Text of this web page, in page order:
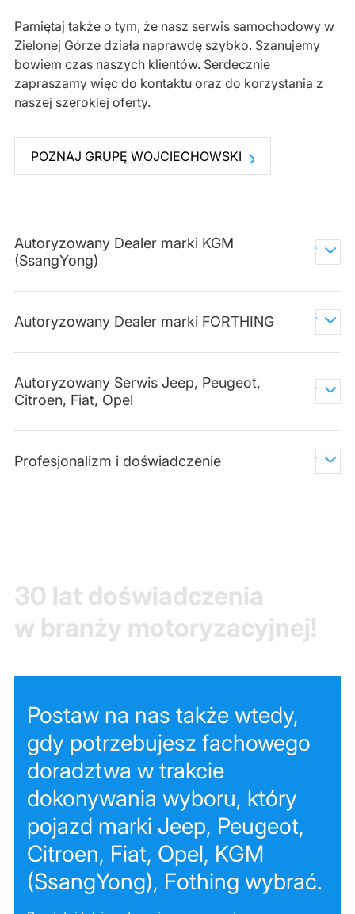
Pamiętaj także o tym, że nasz serwis samochodowy w
Zielonej Górze działa naprawdę szybko. Szanujemy
bowiem czas naszych klientów. Serdecznie
zapraszamy więc do kontaktu oraz do korzystania z
naszej szerokiej oferty.
POZNAJ GRUPĘ WOJCIECHOWSKI
Autoryzowany Dealer marki KGM
(SsangYong)
Autoryzowany Dealer marki FORTHING
Autoryzowany Serwis Jeep, Peugeot,
Citroen, Fiat, Opel
Profesjonalizm i doświadczenie
30 lat doświadczenia
w branży motoryzacyjnej!
Postaw na nas także wtedy,
gdy potrzebujesz fachowego
doradztwa w trakcie
dokonywania wyboru, który
pojazd marki Jeep, Peugeot,
Citroen, Fiat, Opel, KGM
(SsangYong), Fothing wybrać.